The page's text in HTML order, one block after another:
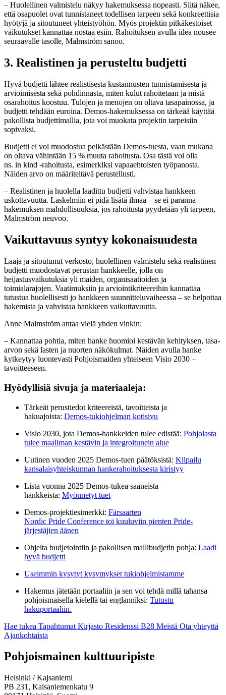
– Huolellinen valmistelu näkyy hakemuksessa nopeasti. Siitä näkee,
että osapuolet ovat tunnistaneet todellisen tarpeen sekä konkreettisia
hyötyjä ja sitoutuneet yhteistyöhön. Myös projektin pitkäkestoiset
vaikutukset kannattaa nostaa esiin. Rahoituksen avulla idea nousee
seuraavalle tasolle, Malmström sanoo.
3. Realistinen ja perusteltu budjetti
Hyvä budjetti lähtee realistisesta kustannusten tunnistamisesta ja
arvioimisesta sekä pohdinnasta, miten kulut rahoitetaan ja mistä
osarahoitus koostuu. Tulojen ja menojen on oltava tasapainossa, ja
budjetti tehdään euroina. Demos-hakemuksessa on tärkeää käyttää
pakollista budjettimallia, jota voi muokata projektin tarpeisiin
sopivaksi.
Budjetti ei voi muodostua pelkästään Demos-tuesta, vaan mukana
on oltava vähintään 15 % muuta rahoitusta. Osa tästä voi olla
ns. in kind -rahoitusta, esimerkiksi vapaaehtoisten työpanosta.
Näiden arvo on määriteltävä perustellusti.
– Realistinen ja huolella laadittu budjetti vahvistaa hankkeen
uskottavuutta. Laskelmiin ei pidä lisätä ilmaa – se ei paranna
hakemuksen mahdollisuuksia, jos rahoitusta pyydetään yli tarpeen,
Malmström neuvoo.
Vaikuttavuus syntyy kokonaisuudesta
Laaja ja sitoutunut verkosto, huolellinen valmistelu sekä realistinen
budjetti muodostavat perustan hankkeelle, jolla on
heijastusvaikutuksia yli maiden, organisaatioiden ja
toimialarajojen. Vaatimuksiin ja arviointikriteereihin kannattaa
tutustua huolellisesti jo hankkeen suunnitteluvaiheessa – se helpottaa
hakemista ja vahvistaa hankkeen vaikuttavuutta.
Anne Malmström antaa vielä yhden vinkin:
– Kannattaa pohtia, miten hanke huomioi kestävän kehityksen, tasa-
arvon sekä lasten ja nuorten näkökulmat. Näiden avulla hanke
kytkeytyy luontevasti Pohjoismaiden yhteiseen Visio 2030 –
tavoitteeseen.
Hyödyllisiä sivuja ja materiaaleja:
Tärkeät perustiedot kriteereistä, tavoitteista ja
hakuajoista: Demos-tukiohjelman kotisivu
Visio 2030, jota Demos-hankkeiden tulee edistää: Pohjolasta
tulee maailman kestävin ja integroitunein alue
Uutinen vuoden 2025 Demos-tuen päätöksistä: Kilpailu
kansalaisyhteiskunnan hankerahoituksesta kiristyy
Lista vuonna 2025 Demos-tukea saaneista
hankkeista: Myönnetyt tuet
Demos-projektiesimerkki: Färsaarten
Nordic Pride Conference toi kuuluviin pienten Pride-
järjestäjien äänen
Ohjeita budjetointiin ja pakollisen mallibudjetin pohja: Laadi
hyvä budjetti
Useimmin kysytyt kysymykset tukiohjelmistamme
Hakemus jätetään portaaliin ja sen voi tehdä millä tahansa
pohjoismaisella kielellä tai englanniksi: Tutustu
hakuportaaliin.
Hae tukea Tapahtumat Kirjasto Residenssi B28 Meistä Ota yhteyttä
Ajankohtaista
Facebook:
Avataan
välilehteen
Instagram:
Avataan
välilehteen
TikTok:
Avataan
välilehteen
Youtube:
Avataan
välilehteen
Vimeo:
Avataan
välilehteen
Pohjoismainen kulttuuripiste
Helsinki / Kajsaniemi
PB 231, Kaisaniemenkatu 9